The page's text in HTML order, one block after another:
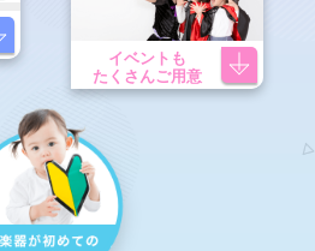
イベントも
たくさんご用意